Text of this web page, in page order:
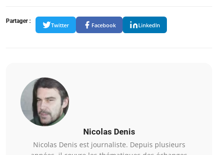
Partager :
Twitter Facebook LinkedIn
Nicolas Denis
Nicolas Denis est journaliste. Depuis plusieurs